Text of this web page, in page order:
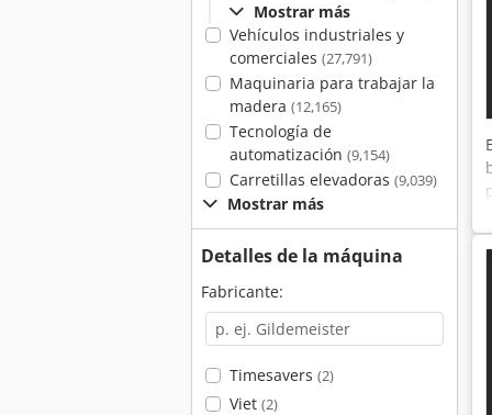
Mostrar más
Vehículos industriales y
comerciales (27,791)
Maquinaria para trabajar la
madera (12,165)
Tecnología de
automatización (9,154)
Carretillas elevadoras (9,039)
Mostrar más
Detalles de la máquina
Fabricante:
Timesavers (2)
Viet (2)